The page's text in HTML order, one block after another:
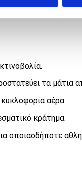
τα μάτια
αέρα.
κράτημα.
οποιασδήποτε